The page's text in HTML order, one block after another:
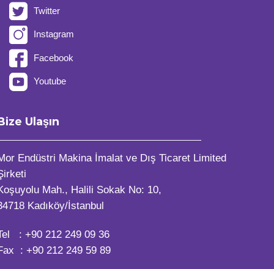
Twitter
Instagram
Facebook
Youtube
Ulaşın
Endüstri Makina İmalat ve Dış Ticaret Limited
Mah., Halili Sokak No: 10,
Kadıköy/İstanbul
: +90 212 249 09 36
: +90 212 249 59 89